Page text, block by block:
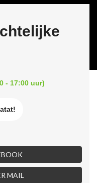
- 17:00 uur)
MAIL